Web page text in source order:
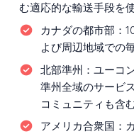
む適応的な輸送手段を
カナダの都市部：
よび周辺地域での
北部準州： ユーコ
準州全域のサービ
コミュニティも含
アメリカ合衆国：